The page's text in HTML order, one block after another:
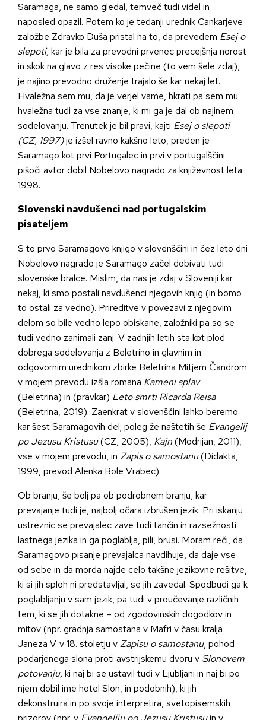
Saramaga, ne samo gledal, temveč tudi videl in
naposled opazil. Potem ko je tedanji urednik Cankarjeve
založbe Zdravko Duša pristal na to, da prevedem Esej o
slepoti, kar je bila za prevodni prvenec precejšnja norost
in skok na glavo z res visoke pečine (to vem šele zdaj),
je najino prevodno druženje trajalo še kar nekaj let.
Hvaležna sem mu, da je verjel vame, hkrati pa sem mu
hvaležna tudi za vse znanje, ki mi ga je dal ob najinem
sodelovanju. Trenutek je bil pravi, kajti Esej o slepoti
(CZ, 1997)je izšel ravno kakšno leto, preden je
Saramago kot prvi Portugalec in prvi v portugalščini
pišoči avtor dobil Nobelovo nagrado za književnost leta
1998.
Slovenski navdušenci nad portugalskim
pisateljem
S to prvo Saramagovo knjigo v slovenščini in čez leto dni
Nobelovo nagrado je Saramago začel dobivati tudi
slovenske bralce. Mislim, da nas je zdaj v Sloveniji kar
nekaj, ki smo postali navdušenci njegovih knjig (in bomo
to ostali za vedno). Prireditve v povezavi z njegovim
delom so bile vedno lepo obiskane, založniki pa so se
tudi vedno zanimali zanj. V zadnjih letih sta kot plod
dobrega sodelovanja z Beletrino in glavnim in
odgovornim urednikom zbirke Beletrina Mitjem Čandrom
v mojem prevodu izšla romana Kameni splav
(Beletrina) in (pravkar) Leto smrti Ricarda Reisa
(Beletrina, 2019). Zaenkrat v slovenščini lahko beremo
kar šest Saramagovih del; poleg že naštetih še Evangelij
po Jezusu Kristusu(CZ, 2005), Kajn(Modrijan, 2011),
vse v mojem prevodu, in Zapis o samostanu(Didakta,
1999, prevod Alenka Bole Vrabec).
Ob branju, še bolj pa ob podrobnem branju, kar
prevajanje tudi je, najbolj očara izbrušen jezik. Pri iskanju
ustreznic se prevajalec zave tudi tančin in razsežnosti
lastnega jezika in ga poglablja, pili, brusi. Moram reči, da
Saramagovo pisanje prevajalca navdihuje, da daje vse
od sebe in da morda najde celo takšne jezikovne rešitve,
ki si jih sploh ni predstavljal, se jih zavedal. Spodbudi ga k
poglabljanju v sam jezik, pa tudi v proučevanje različnih
tem, ki se jih dotakne – od zgodovinskih dogodkov in
mitov (npr. gradnja samostana v Mafri v času kralja
Janeza V. v 18. stoletju vZapisu o samostanu, pohod
podarjenega slona proti avstrijskemu dvoru v Slonovem
potovanju, ki naj bi se ustavil tudi v Ljubljani in naj bi po
njem dobil ime hotel Slon, in podobnih), ki jih
dekonstruira in po svoje interpretira, svetopisemskih